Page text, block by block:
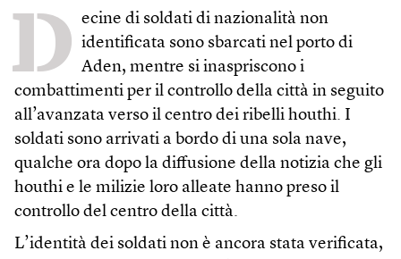
D ecine di soldati di nazionalità non
identificata sono sbarcati nel porto di
Aden, mentre si inaspriscono i
combattimenti per il controllo della città in seguito
all’avanzata verso il centro dei ribelli houthi. I
soldati sono arrivati a bordo di una sola nave,
qualche ora dopo la diffusione della notizia che gli
houthi e le milizie loro alleate hanno preso il
controllo del centro della città.
L’identità dei soldati non è ancora stata verificata,